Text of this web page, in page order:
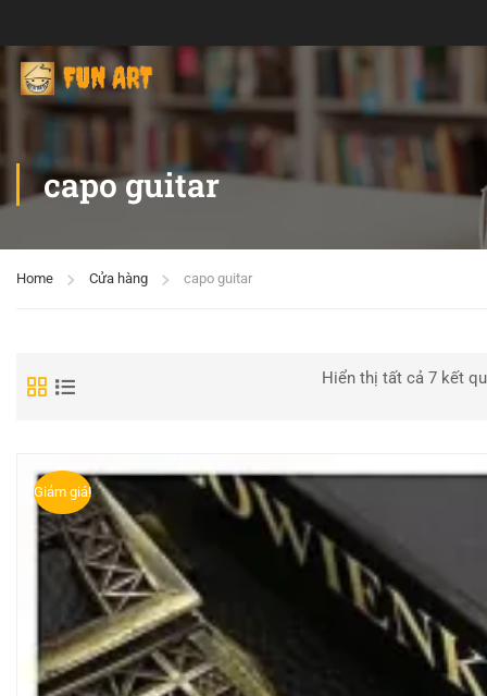
capo guitar
Home Cửa hàng capo guitar
Hiển thị tất cả 7 kết
Giảm giá!